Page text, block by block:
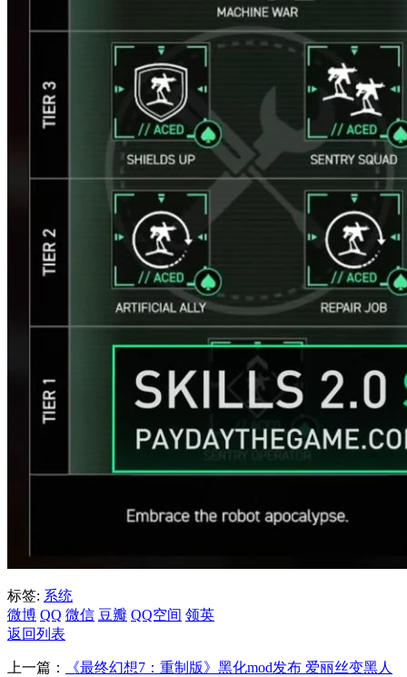
标签: 系统
微博 QQ 微信 豆瓣 QQ空间 领英
返回列表
上一篇：
《最终幻想7：重制版》黑化mod发布 爱丽丝变黑人